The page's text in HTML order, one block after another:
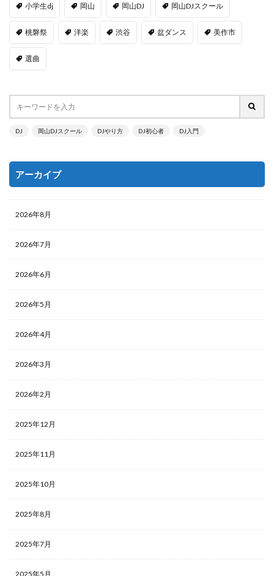
小学生dj 岡山 岡山DJ 岡山DJスクール
桃磐祭 洋楽 渋谷 盆ダンス 美作市
選曲
DJ 岡山DJスクール DJやり方 DJ初心者 DJ入門
アーカイブ
2026年8月
2026年7月
2026年6月
2026年5月
2026年4月
2026年3月
2026年2月
2025年12月
2025年11月
2025年10月
2025年8月
2025年7月
2025年5月